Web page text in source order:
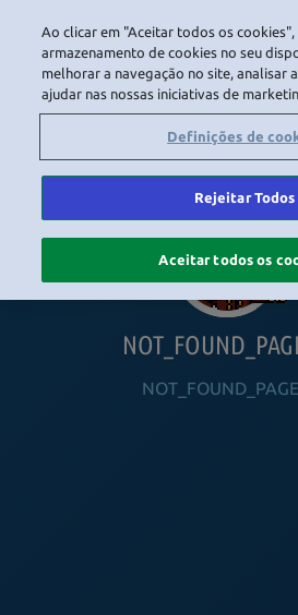
Ao clicar em "Aceitar todos os
armazenamento de cookies no seu
melhorar a navegação no site, analisar
ajudar nas nossas iniciativas de
Definições de
Rejeitar Todos
Aceitar todos os